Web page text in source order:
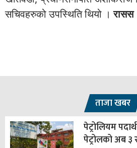
सचिवहरुको उपस्थिति थियो ।रासस
ताजा खबर
पेट्रोलियम
पेट्रोलको अब ३